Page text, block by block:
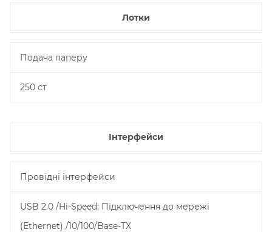
Лотки
Подача паперу
250 ст
Інтерфейси
Провідні інтерфейси
USB 2.0 /Hi-Speed; Підключення до мережі
(Ethernet) /10/100/Base-TX